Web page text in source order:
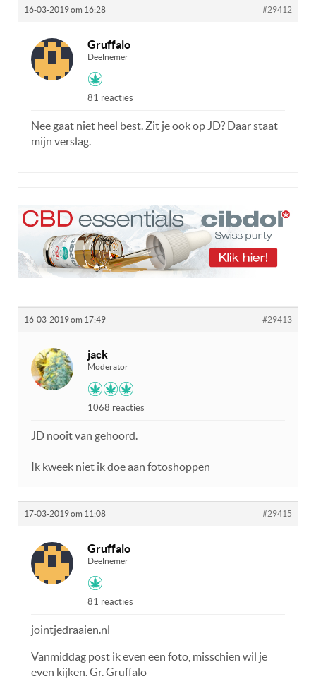
16-03-2019 om 16:28 #29412
Gruffalo
Deelnemer
81 reacties
Nee gaat niet heel best. Zit je ook op JD? Daar staat
mijn verslag.
16-03-2019 om 17:49 #29413
jack
Moderator
1068 reacties
JD nooit van gehoord.
Ik kweek niet ik doe aan fotoshoppen
17-03-2019 om 11:08 #29415
Gruffalo
Deelnemer
81 reacties
jointjedraaien.nl
Vanmiddag post ik even een foto, misschien wil je
even kijken. Gr. Gruffalo